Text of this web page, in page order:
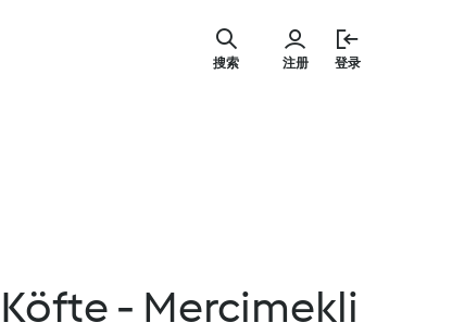
注册 登录
搜索
- Mercimekli